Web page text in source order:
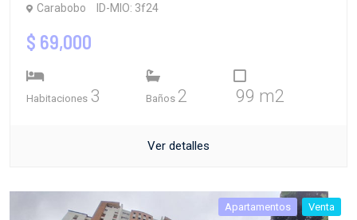
Carabobo ID-MIO: 3f24
$ 69,000
Habitaciones 3 Baños 2 99 m2
Ver detalles
Apartamentos Venta